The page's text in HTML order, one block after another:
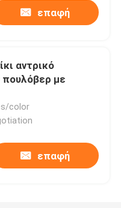
επαφή
αντρικό
πουλόβερ με
color
επαφή
Γυναικείο 100% ανακυκλωμένο τέντι φτερό σακάκι